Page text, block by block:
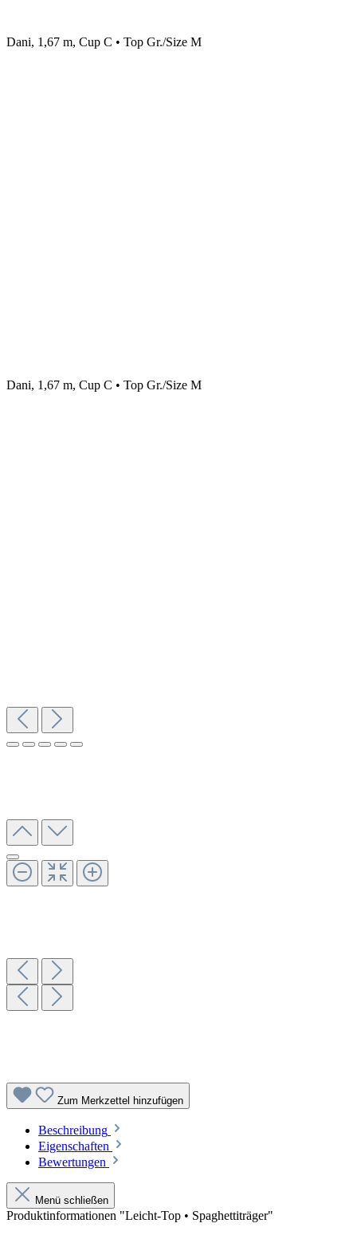
Dani, 1,67 m, Cup C • Top Gr./Size M
Dani, 1,67 m, Cup C • Top Gr./Size M
Zum Merkzettel hinzufügen
Beschreibung
Eigenschaften
Bewertungen
Menü schließen
Produktinformationen "Leicht-Top • Spaghettiträger"